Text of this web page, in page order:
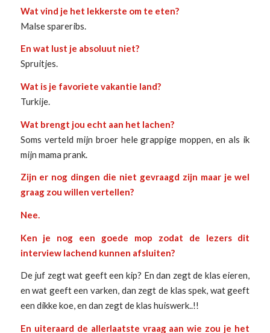
Wat vind je het lekkerste om te eten?
Malse spareribs.
En wat lust je absoluut niet?
Spruitjes.
Wat is je favoriete vakantie land?
Turkije.
Wat brengt jou echt aan het lachen?
Soms verteld mijn broer hele grappige moppen, en als ik
mijn mama prank.
Zijn er nog dingen die niet gevraagd zijn maar je wel
graag zou willen vertellen?
Nee.
Ken je nog een goede mop zodat de lezers dit
interview lachend kunnen afsluiten?
De juf zegt wat geeft een kip? En dan zegt de klas eieren,
en wat geeft een varken, dan zegt de klas spek, wat geeft
een dikke koe, en dan zegt de klas huiswerk..!!
En uiteraard de allerlaatste vraag aan wie zou je het